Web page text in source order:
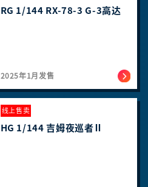
RG 1/144 RX-78-3 G-3高达
2025年1月发售
线上售卖
HG 1/144 吉姆夜巡者Ⅱ